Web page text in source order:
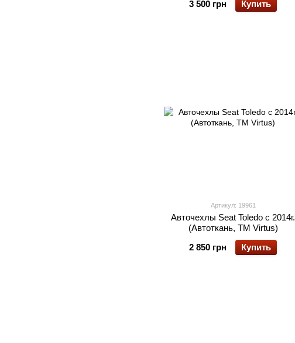
3 500 грн
Купить
Артикул: 19961
Авточехлы Seat Toledo с 2014г.
(Автоткань, TM Virtus)
2 850 грн
Купить